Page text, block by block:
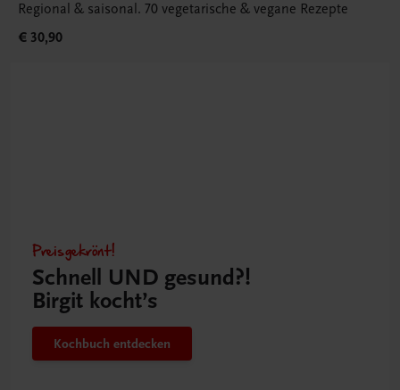
Regional & saisonal. 70 vegetarische & vegane Rezepte
€ 30,90
Preisgekrönt!
Schnell UND gesund?!
Birgit kocht’s
Kochbuch entdecken